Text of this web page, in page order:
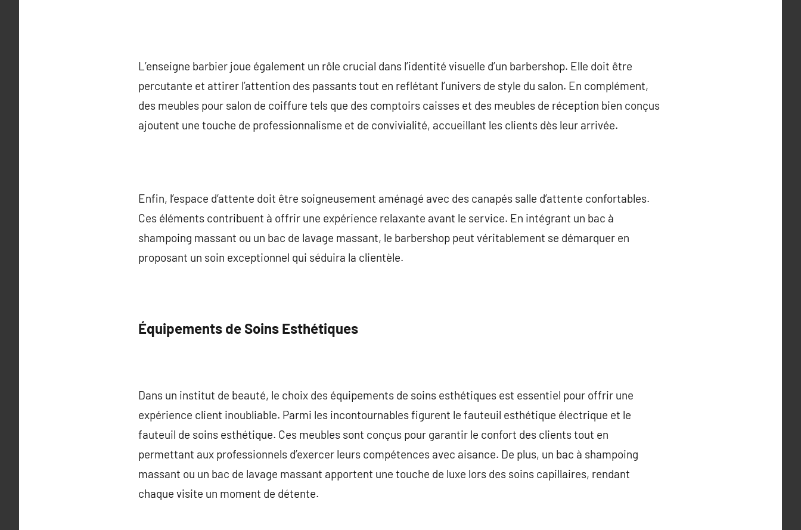
L’enseigne barbier joue également un rôle crucial dans l’identité visuelle d’un barbershop. Elle doit être
percutante et attirer l’attention des passants tout en reflétant l’univers de style du salon. En complément,
des meubles pour salon de coiffure tels que des comptoirs caisses et des meubles de réception bien conçus
ajoutent une touche de professionnalisme et de convivialité, accueillant les clients dès leur arrivée.
Enfin, l’espace d’attente doit être soigneusement aménagé avec des canapés salle d’attente confortables.
Ces éléments contribuent à offrir une expérience relaxante avant le service. En intégrant un bac à
shampoing massant ou un bac de lavage massant, le barbershop peut véritablement se démarquer en
proposant un soin exceptionnel qui séduira la clientèle.
Équipements de Soins Esthétiques
Dans un institut de beauté, le choix des équipements de soins esthétiques est essentiel pour offrir une
expérience client inoubliable. Parmi les incontournables figurent le fauteuil esthétique électrique et le
fauteuil de soins esthétique. Ces meubles sont conçus pour garantir le confort des clients tout en
permettant aux professionnels d’exercer leurs compétences avec aisance. De plus, un bac à shampoing
massant ou un bac de lavage massant apportent une touche de luxe lors des soins capillaires, rendant
chaque visite un moment de détente.